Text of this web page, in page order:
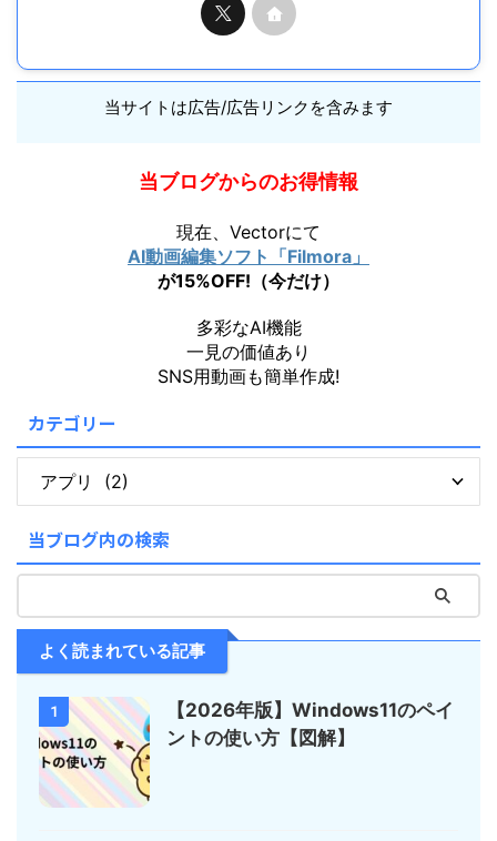
当サイトは広告/広告リンクを含みます
当ブログからのお得情報
現在、Vectorにて
AI動画編集ソフト「Filmora」
が15%OFF!（今だけ）
多彩なAI機能
一見の価値あり
SNS用動画も簡単作成!
カテゴリー
当ブログ内の検索
よく読まれている記事
1
【2026年版】Windows11のペイ
ントの使い方【図解】